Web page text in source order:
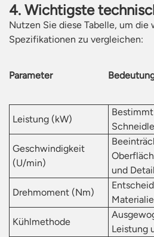
4. Wichtigste
Nutzen Sie diese Tabelle, um die
Spezifikationen zu vergleichen:
Parameter
Leistung (kW)
Geschwindigkeit
(U/min)
und
Drehmoment (Nm)
Kühlmethode
Leistung